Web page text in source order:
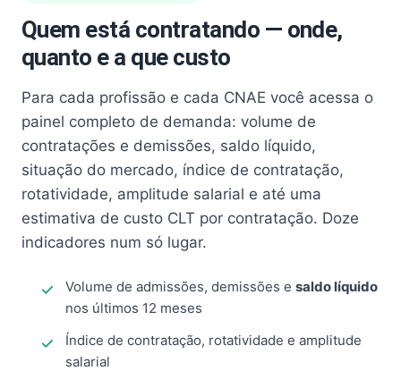
Quem está contratando — onde,
quanto e a que custo
Para cada profissão e cada CNAE você acessa o
painel completo de demanda: volume de
contratações e demissões, saldo líquido,
situação do mercado, índice de contratação,
rotatividade, amplitude salarial e até uma
estimativa de custo CLT por contratação. Doze
indicadores num só lugar.
Volume de admissões, demissões e saldo líquido
nos últimos 12 meses
Índice de contratação, rotatividade e amplitude
salarial